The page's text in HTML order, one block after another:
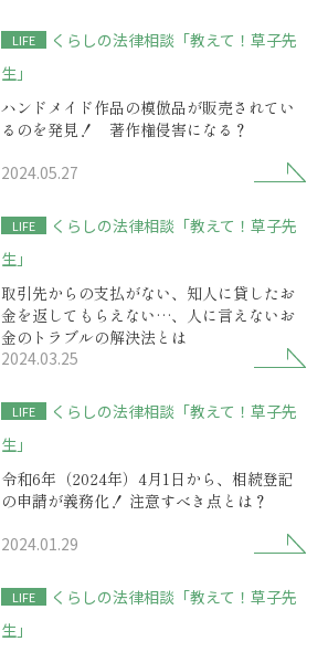
LIFE
くらしの法律相談「教えて！草子先
生」
ハンドメイド作品の模倣品が販売されてい
るのを発見！ 著作権侵害になる？
2024.05.27
LIFE
くらしの法律相談「教えて！草子先
生」
取引先からの支払がない、知人に貸したお
金を返してもらえない…、人に言えないお
金のトラブルの解決法とは
2024.03.25
LIFE
くらしの法律相談「教えて！草子先
生」
令和6年（2024年）4月1日から、相続登記
の申請が義務化！ 注意すべき点とは？
2024.01.29
LIFE
くらしの法律相談「教えて！草子先
生」